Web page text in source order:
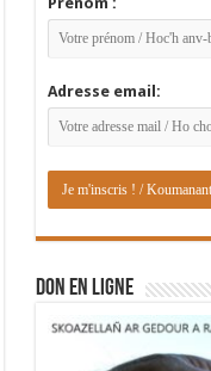
Adresse email:
DON EN LIGNE